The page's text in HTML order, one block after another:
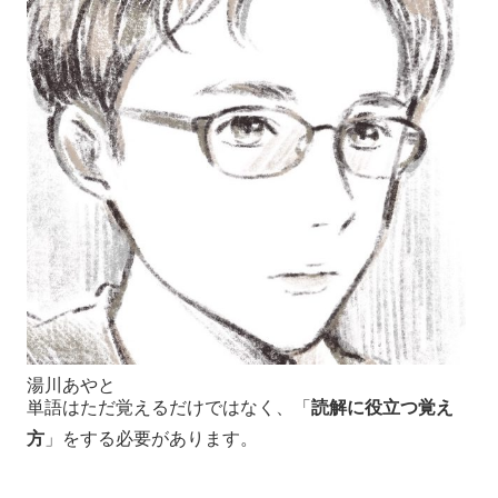
湯川あやと
単語はただ覚えるだけではなく、「 読解に役立つ覚え
方 」をする必要があります。